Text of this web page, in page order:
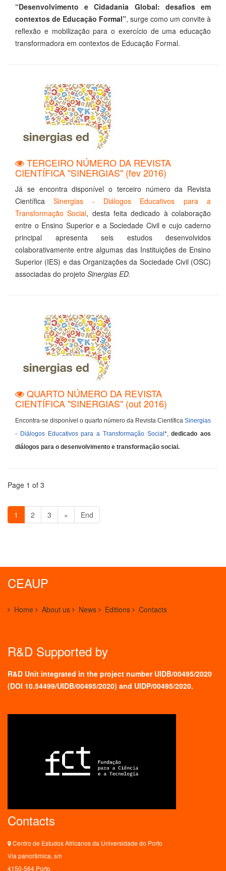
“Desenvolvimento e Cidadania Global: desafios em
contextos de Educação Formal”, surge como um convite à
reflexão e mobilização para o exercício de uma educação
transformadora em contextos de Educação Formal.
TERCEIRO NÚMERO DA REVISTA
CIENTÍFICA "SINERGIAS" (fev 2016)
Já se encontra disponível o terceiro número da Revista
CientíficaSinergias - Diálogos Educativos para a
Transformação Social, desta feita dedicado à colaboração
entre o Ensino Superior e a Sociedade Civil e cujo caderno
principal apresenta seis estudos desenvolvidos
colaborativamente entre algumas das Instituições de Ensino
Superior (IES) e das Organizações da Sociedade Civil (OSC)
associadas do projeto Sinergias ED.
QUARTO NÚMERO DA REVISTA
CIENTÍFICA "SINERGIAS" (out 2016)
Encontra-se disponível o quarto número da Revista Científica Sinergias
- Diálogos Educativos para a Transformação Social *,dedicado aos
diálogos para o desenvolvimento e transformação social.
Page 1 of 3
1 2 3 » End
CEAUP
Home About us News Editions Contacts
R&D Supported by
R&D Unit integrated in the project number UIDB/00495/2020
(DOI 10.54499/UIDB/00495/2020) and UIDP/00495/2020.
Contacts
Centro de Estudos Africanos da Universidade do Porto
Via panorâmica, s/n
4150-564 Porto